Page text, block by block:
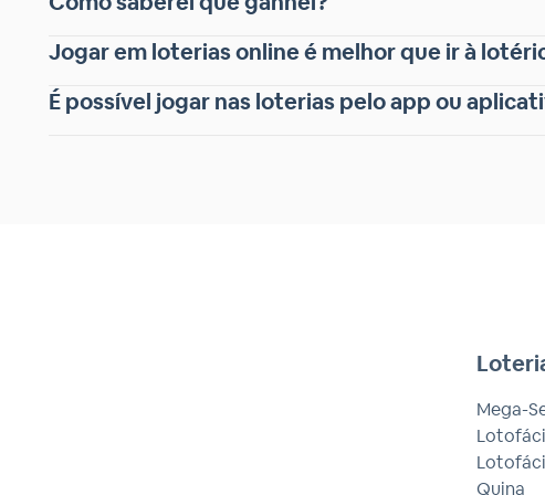
Jogar em loterias online é melhor que ir à
É possível jogar nas loterias pelo app ou
Mega-
Quina